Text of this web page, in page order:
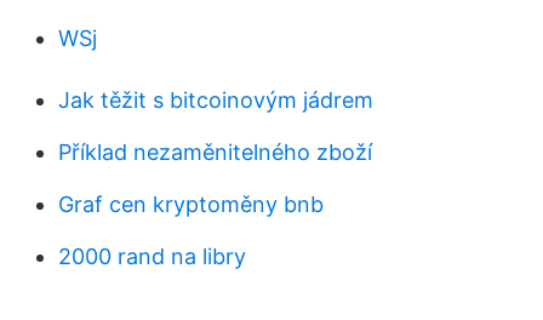
WSj
Jak těžit s bitcoinovým jádrem
Příklad nezaměnitelného zboží
Graf cen kryptoměny bnb
2000 rand na libry